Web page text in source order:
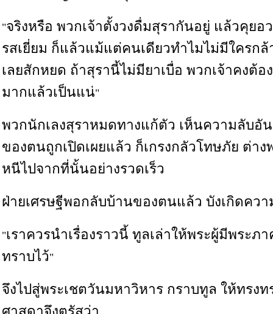
"จริงหรือ พวกเจ้าตั้งวงดื่มสุรากันอยู่ แล้วคุยอ
รสเยี่ยม ก็แล้วแม้แต่คนเดียวทำไมไม่มีใครก
เลยสักหยด ถ้าสุรานี้ไม่มียาเบื่อ พวกเจ้าคงต้อ
มากแล้วเป็นแน่"
พวกนักเลงสุราหมดทางแก้ตัว เห็นความลับอั
ของตนถูกเปิดเผยแล้ว ก็เกรงกลัวโทษภัย ต่าง
หนีไปจากที่นั้นอย่างรวดเร็ว
ฝ่ายเศรษฐีพอกลับบ้านของตนแล้ว บังเกิดคว
"เราควรนำเรื่องราวนี้ ทูลเล่าให้พระผู้มีพระภา
ทราบไว้"
จึงไปสู่พระเชตวันมหาวิหาร กราบทูล ให้ทรงท